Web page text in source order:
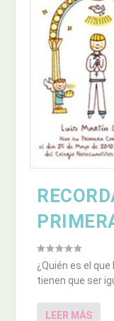
¿Quién es el
tienen que ser
LEER MÁS